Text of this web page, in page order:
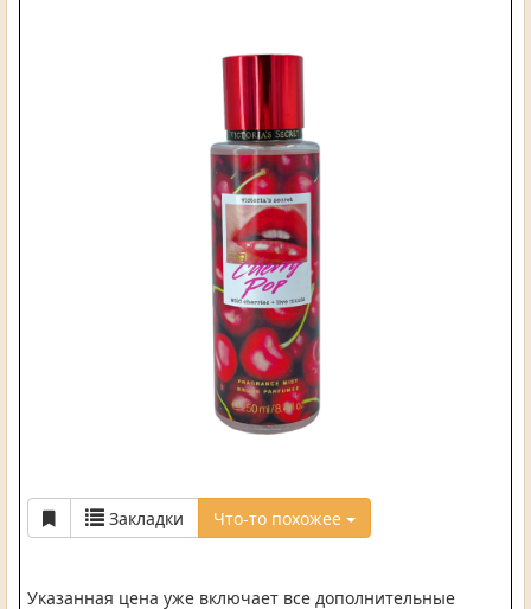
Закладки Что-то похожее
Указанная цена уже включает все дополнительные